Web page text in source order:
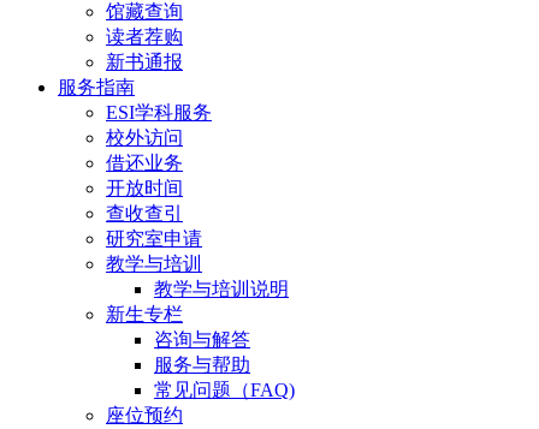
馆藏查询
读者荐购
新书通报
服务指南
ESI学科服务
校外访问
借还业务
开放时间
查收查引
研究室申请
教学与培训
教学与培训说明
新生专栏
咨询与解答
服务与帮助
常见问题（FAQ)
座位预约